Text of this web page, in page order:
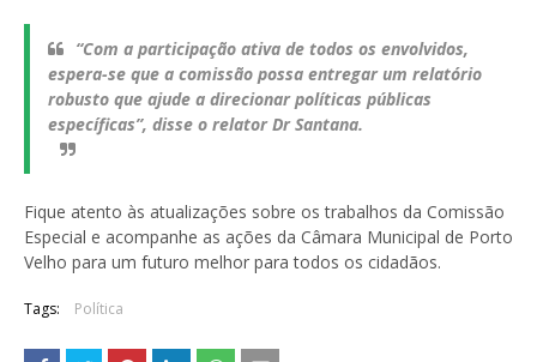
“Com a participação ativa de todos os envolvidos,
espera-se que a comissão possa entregar um relatório
robusto que ajude a direcionar políticas públicas
específicas”, disse o relator Dr Santana.
Fique atento às atualizações sobre os trabalhos da Comissão
Especial e acompanhe as ações da Câmara Municipal de Porto
Velho para um futuro melhor para todos os cidadãos.
Tags: Política